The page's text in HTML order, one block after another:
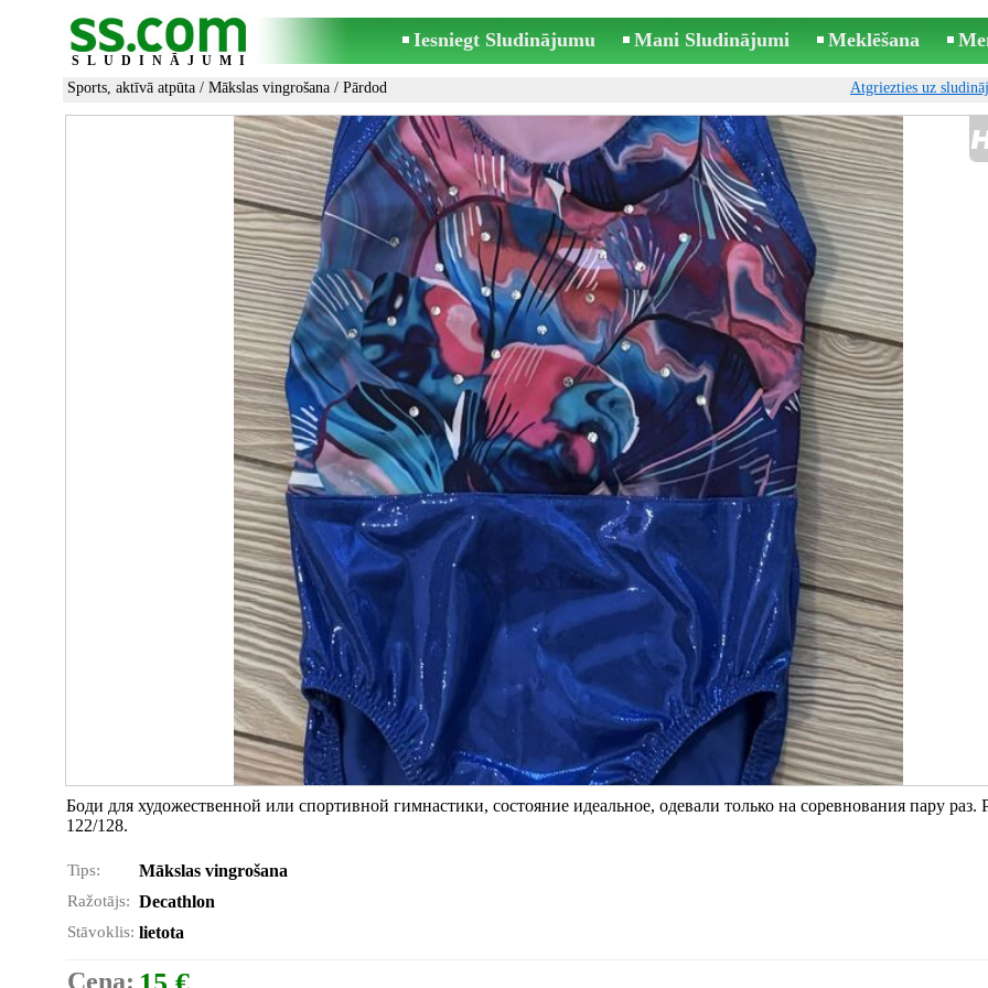
SLUDINĀJUMI
Iesniegt Sludinājumu Mani Sludinājumi Meklēšana
Sports, aktīvā atpūta / Mākslas vingrošana / Pārdod Atgriezties uz
Боди для художественной или спортивной гимнастики, состояние идеальное, одевали только на соревнования пару раз.
122/128.
Tips: Mākslas vingrošana
Ražotājs: Decathlon
Stāvoklis: lietota
Cena: